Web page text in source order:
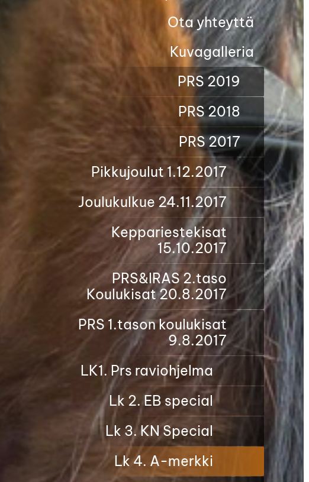
Ota yhteyttä
Kuvagalleria
PRS 2019
PRS 2018
PRS 2017
Pikkujoulut 1.12.2017
Joulukulkue 24.11.2017
Keppariestekisat
15.10.2017
PRS&IRAS 2.taso
Koulukisat 20.8.2017
PRS 1.tason koulukisat
9.8.2017
LK1. Prs raviohjelma
Lk 2. EB special
Lk 3. KN Special
Lk 4. A-merkki